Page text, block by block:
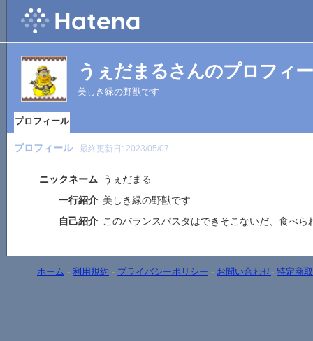
うぇだまるさんのプロフィ
美しき緑の野獣です
プロフィール
プロフィール 最終更新日: 2023/05/07
ニックネーム うぇだまる
一行紹介 美しき緑の野獣です
自己紹介 このバランスパスタはできそこないだ、食べら
ホーム - 利用規約 - プライバシーポリシー - お問い合わせ- 特定商